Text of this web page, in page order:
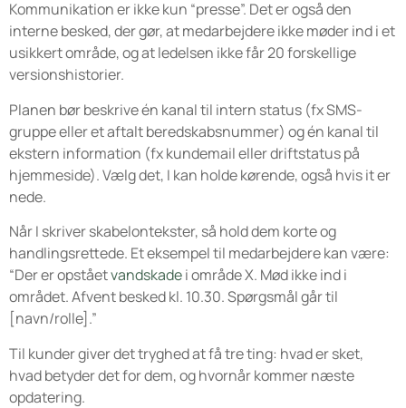
Kommunikation er ikke kun “presse”. Det er også den
interne besked, der gør, at medarbejdere ikke møder ind i et
usikkert område, og at ledelsen ikke får 20 forskellige
versionshistorier.
Planen bør beskrive én kanal til intern status (fx SMS-
gruppe eller et aftalt beredskabsnummer) og én kanal til
ekstern information (fx kundemail eller driftstatus på
hjemmeside). Vælg det, I kan holde kørende, også hvis it er
nede.
Når I skriver skabelontekster, så hold dem korte og
handlingsrettede. Et eksempel til medarbejdere kan være:
“Der er opståetvandskadei område X. Mød ikke ind i
området. Afvent besked kl. 10.30. Spørgsmål går til
[navn/rolle].”
Til kunder giver det tryghed at få tre ting: hvad er sket,
hvad betyder det for dem, og hvornår kommer næste
opdatering.